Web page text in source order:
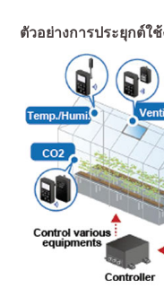
ตัวอย่างการประยุกต์ใ